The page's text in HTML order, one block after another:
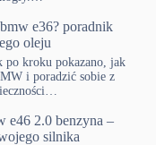
e36? poradnik
oleju
kroku pokazano, jak
i poradzić sobie z
e46 2.0 benzyna –
silnika